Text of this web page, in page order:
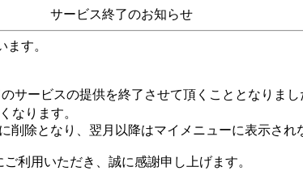
サービス終了のお知らせ
す。
サービスの提供を終了させて頂くこととなりまし
なります。
除となり、翌月以降はマイメニューに表示され
利用いただき、誠に感謝申し上げます。